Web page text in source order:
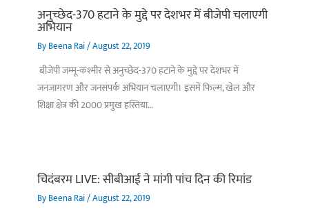
अनुच्छेद-370 हटाने के मुद्दे पर देशभर में बीजेपी चलाएगी
अभियान
ByBeena Rai/August 22, 2019
बीजेपी जम्मू-कश्मीर से अनुच्छेद-370 हटाने के मुद्दे पर देशभर में
जनजागरण और जनसंपर्क अभियान चलाएगी। इसमें फिल्म, खेल और
शिक्षा क्षेत्र की 2000 प्रमुख हस्तिया…
चिदंबरम LIVE: सीबीआई ने मांगी पांच दिन की रिमांड
ByBeena Rai/August 22, 2019